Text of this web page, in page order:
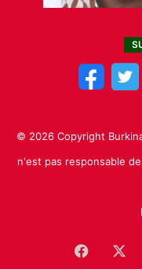
© 2026 Copyright
n'est pas responsable